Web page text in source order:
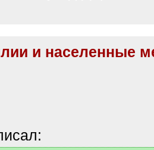
и населенные